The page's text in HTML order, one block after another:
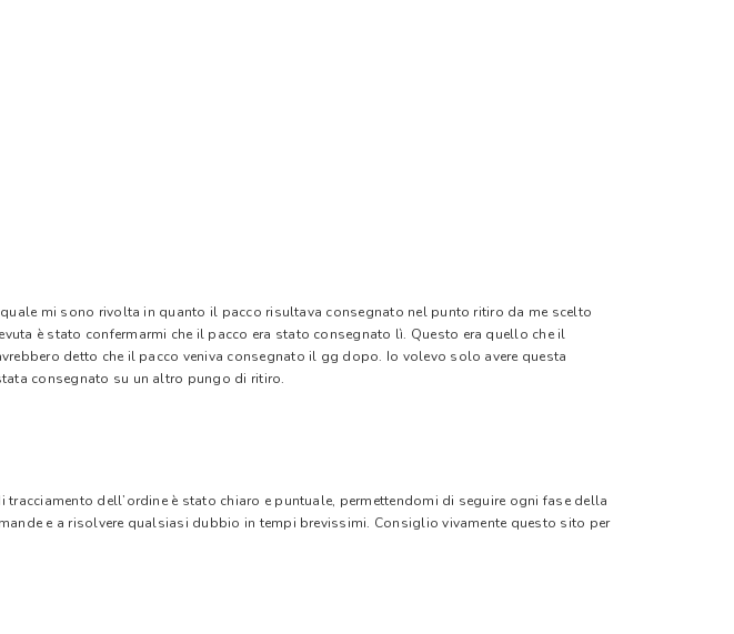
mi sono rivolta in quanto il pacco risultava consegnato nel punto ritiro da me scelto
è stato confermarmi che il pacco era stato consegnato lì. Questo era quello che il
detto che il pacco veniva consegnato il gg dopo. Io volevo solo avere questa
consegnato su un altro pungo di ritiro.
dell’ordine è stato chiaro e puntuale, permettendomi di seguire ogni fase della
e a risolvere qualsiasi dubbio in tempi brevissimi. Consiglio vivamente questo sito per